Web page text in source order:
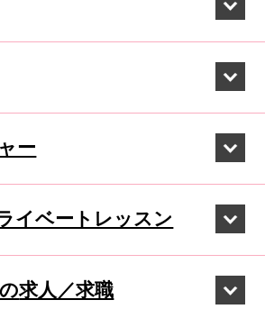
ー
イベートレッスン
求人／求職